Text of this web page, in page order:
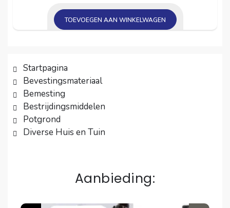
TOEVOEGEN AAN WINKELWAGEN
Startpagina
Bevestingsmateriaal
Bemesting
Bestrijdingsmiddelen
Potgrond
Diverse Huis en Tuin
Aanbieding: